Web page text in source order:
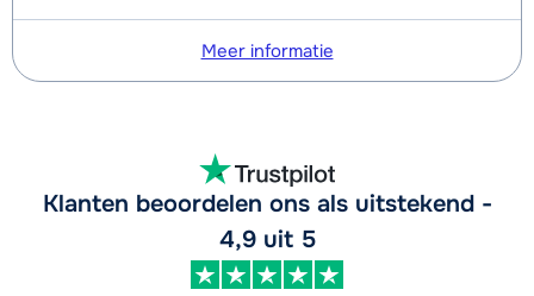
Meer informatie
Klanten beoordelen ons als uitstekend -
4,9 uit 5